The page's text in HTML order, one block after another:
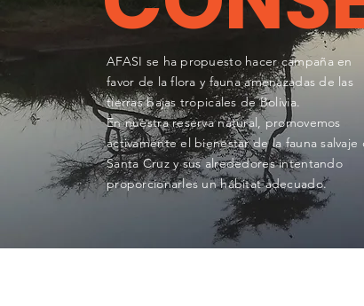
AFASI se ha propuesto hacer campaña en
favor de la flora y fauna amenazadas de las
tierras bajas tropicales de Bolivia.
En nuestra reserva natural, promovemos
activamente el bienestar de la fauna salvaje
Santa Cruz y sus alrededores intentando
proporcionarles un hábitat adecuado.